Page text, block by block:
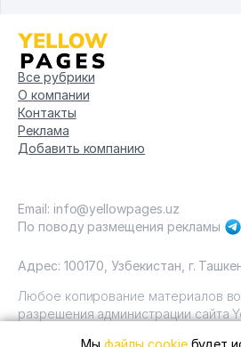
Все рубрики
О компании
Контакты
Реклама
Добавить компанию
Email: info@yellowpages.uz
По поводу размещения рекламы
Адрес: 100170, Узбекистан, г.
Любое копирование материалов
разрешения администрации сайта
Мыфайлы cookieбудет